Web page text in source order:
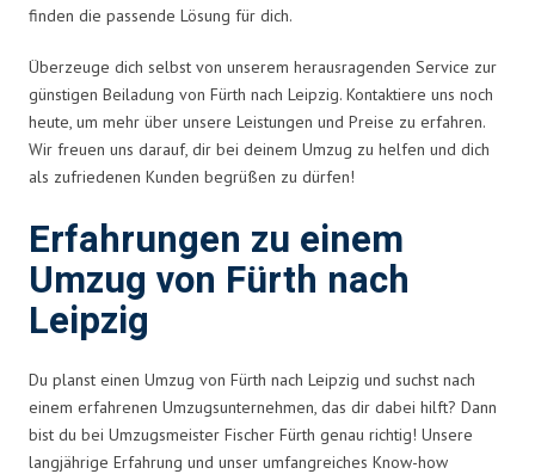
finden die passende Lösung für dich.
Überzeuge dich selbst von unserem herausragenden Service zur
günstigen Beiladung von Fürth nach Leipzig. Kontaktiere uns noch
heute, um mehr über unsere Leistungen und Preise zu erfahren.
Wir freuen uns darauf, dir bei deinem Umzug zu helfen und dich
als zufriedenen Kunden begrüßen zu dürfen!
Erfahrungen zu einem
Umzug von Fürth nach
Leipzig
Du planst einen Umzug von Fürth nach Leipzig und suchst nach
einem erfahrenen Umzugsunternehmen, das dir dabei hilft? Dann
bist du bei Umzugsmeister Fischer Fürth genau richtig! Unsere
langjährige Erfahrung und unser umfangreiches Know-how